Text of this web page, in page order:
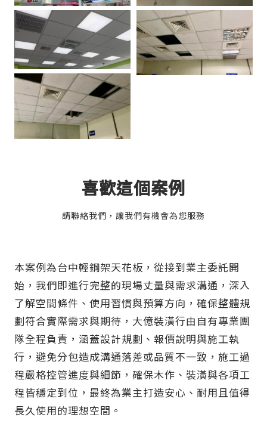
喜歡這個案例
請聯絡我們，讓我們有機會為您服務
本案例為台中輕鋼架天花板，從接到業主委託開
始，我們即進行完整的現場丈量與需求溝通，深入
了解空間條件、使用習慣與預算方向，確保整體規
劃符合實際需求與期待，大億裝潢行由自有專業團
隊全程負責，涵蓋設計規劃、報價說明與施工執
行，避免分包造成溝通落差或品質不一致，施工過
程嚴格控管進度與細節，確保木作、裝潢與各項工
程皆穩定到位，最終為業主打造安心、耐用且值得
長久使用的理想空間。